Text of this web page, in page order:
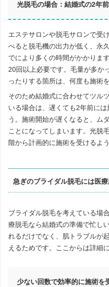
光脱毛の場合：結婚式の2年
エステサロンや脱毛サロンで受
べると脱毛機の出力が低く、永
でにより多くの時間がかかりま
20回以上必要です。毛量が多か
ったりする箇所は、何度も施術
そのため結婚式に合わせてツル
いる場合は、遅くても2年前に
う。施術開始が遅くなると、ム
ことになってしまいます。光脱
階から計画的に施術を受けるよ
急ぎのブライダル脱毛には医
ブライダル脱毛を考えている場
療脱毛なら結婚式の準備で忙し
れるだけでなく、肌トラブルが
えるためです。ここからは詳細
少ない回数で効率的に施術を